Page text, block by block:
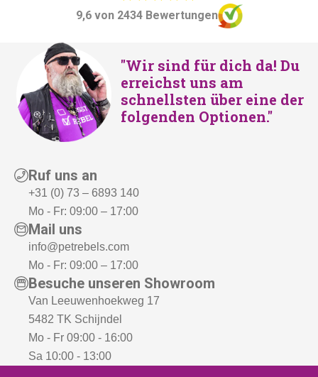
9,6 von 2434 Bewertungen
"Wir sind für dich da! Du
erreichst uns am
schnellsten über eine der
folgenden Optionen."
Ruf uns an
+31 (0) 73 – 6893 140
Mo - Fr: 09:00 – 17:00
Mail uns
info@petrebels.com
Mo - Fr: 09:00 – 17:00
Besuche unseren Showroom
Van Leeuwenhoekweg 17
5482 TK Schijndel
Mo - Fr 09:00 - 16:00
Sa 10:00 - 13:00